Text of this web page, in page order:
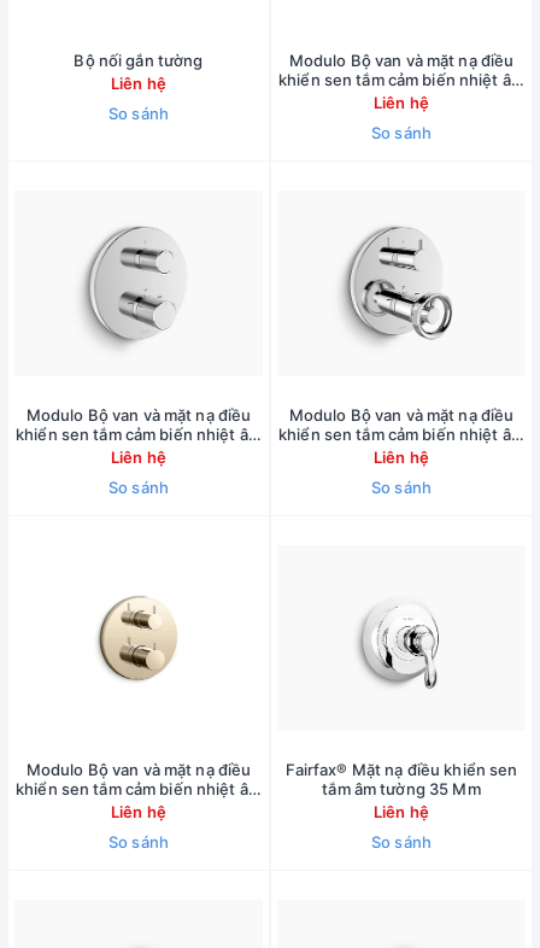
Bộ nối gắn tường
Liên hệ
So sánh
Modulo Bộ van và mặt nạ điều
khiển sen tắm cảm biến nhiệt âm
tường – Tay chỉnh dạng thanh
Liên hệ
So sánh
Modulo Bộ van và mặt nạ điều
khiển sen tắm cảm biến nhiệt âm
tường K-78023T-8-2BL
Liên hệ
So sánh
Modulo Bộ van và mặt nạ điều
khiển sen tắm cảm biến nhiệt âm
tường – Tay chỉnh dạng vô-lăng
Liên hệ
So sánh
Modulo Bộ van và mặt nạ điều
khiển sen tắm cảm biến nhiệt âm
tường - Tay chỉnh dạng đinh
Liên hệ
So sánh
Fairfax® Mặt nạ điều khiển sen
tắm âm tường 35 Mm
Liên hệ
So sánh